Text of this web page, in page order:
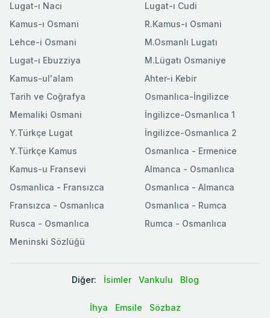
Lugat-ı Naci
Kamus-ı Osmani
Lehce-i Osmani
Lugat-ı Ebuzziya
Lugat-ı Cudi
R.Kamus-ı Osmani
M.Osmanlı Lugatı
M.Lügatı Osmaniye
Kamus-ul'alam
Tarih ve Coğrafya
Memaliki Osmani
Y.Türkçe Lugat
Y.Türkçe Kamus
Ahter-i Kebir
Osmanlıca-İngilizce
İngilizce-Osmanlıca 1
İngilizce-Osmanlıca 2
Osmanlıca - Ermenice
Kamus-u Fransevi
Osmanlica - Fransızca
Fransızca - Osmanlıca
Rusca - Osmanlıca
Meninski Sözlüğü
Almanca - Osmanlıca
Osmanlıca - Almanca
Osmanlıca - Rumca
Rumca - Osmanlıca
Diğer: İsimler Vankulu Blog
İhya Emsile Sözbaz